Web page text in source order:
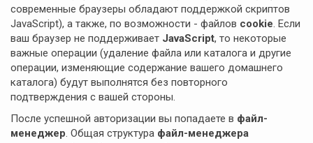
современные браузеры обладают поддержкой скриптов
JavaScript), а также, по возможности - файлов cookie. Если
ваш браузер не поддерживает JavaScript, то некоторые
важные операции (удаление файла или каталога и другие
операции, изменяющие содержание вашего домашнего
каталога) будут выполнятся без повторного
подтверждения с вашей стороны.
После успешной авторизации вы попадаете в файл-
менеджер. Общая структура файл-менеджера